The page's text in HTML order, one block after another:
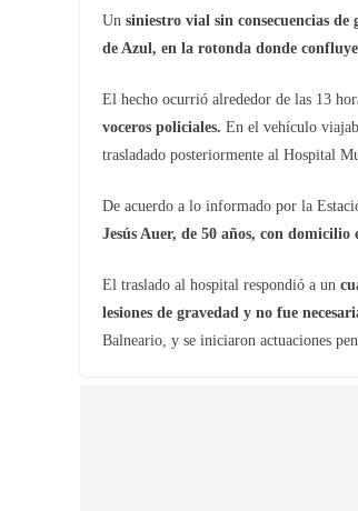
Un siniestro vial sin consecuencias
de Azul, en la rotonda donde
El hecho ocurrió alrededor de las 13
voceros policiales. En el vehículo
trasladado posteriormente al Hospital
De acuerdo a lo informado por la
Jesús Auer, de 50 años, con
El traslado al hospital respondió a un
lesiones de gravedad y no fue
Balneario, y se iniciaron actuaciones